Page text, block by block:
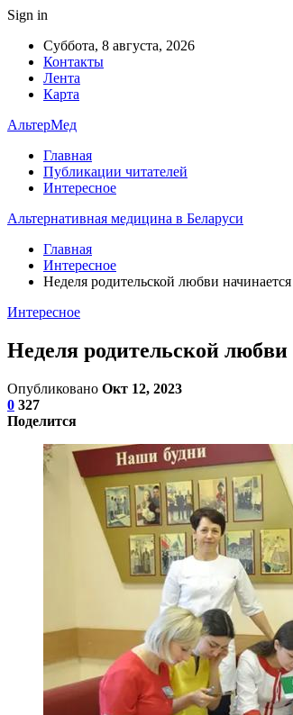
Sign in
Суббота, 8 августа, 2026
Контакты
Лента
Карта
АльтерМед
Главная
Публикации читателей
Интересное
Альтернативная медицина в Беларуси
Главная
Интересное
Неделя родительской любви
Интересное
Неделя родительской
Опубликовано Окт 12, 2023
0 327
Поделится